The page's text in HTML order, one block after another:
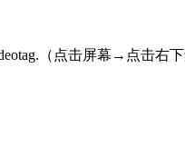
（点击屏幕→点击右